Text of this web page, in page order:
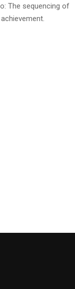
The sequencing of